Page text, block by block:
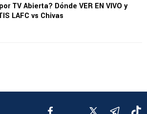
TV Abierta? Dónde VER EN VIVO y
LAFC vs Chivas